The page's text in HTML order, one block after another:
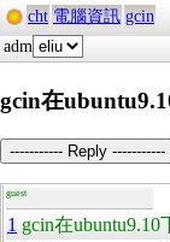
cht 電腦資訊 gcin
adm
gcin在
----------- Reply -----------
guest
1 gcin在ubuntu9.10